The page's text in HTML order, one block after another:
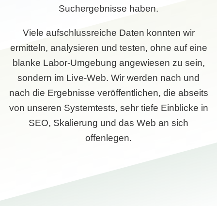
Suchergebnisse haben.
Viele aufschlussreiche Daten konnten wir
ermitteln, analysieren und testen, ohne auf eine
blanke Labor-Umgebung angewiesen zu sein,
sondern im Live-Web. Wir werden nach und
nach die Ergebnisse veröffentlichen, die abseits
von unseren Systemtests, sehr tiefe Einblicke in
SEO, Skalierung und das Web an sich
offenlegen.